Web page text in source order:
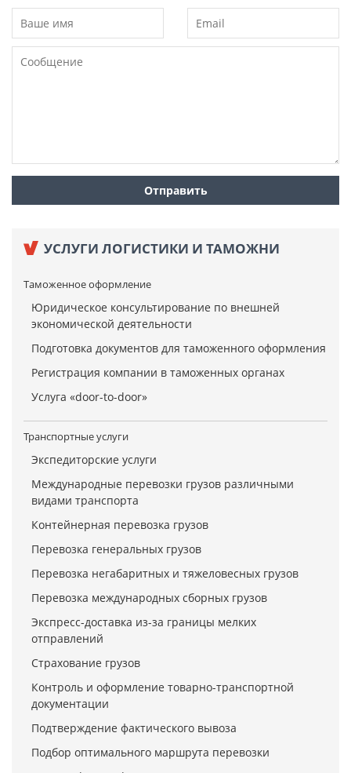
УСЛУГИ ЛОГИСТИКИ И ТАМОЖНИ
Таможенное оформление
Юридическое консультирование по внешней
экономической деятельности
Подготовка документов для таможенного оформления
Регистрация компании в таможенных органах
Услуга «door-to-door»
Транспортные услуги
Экспедиторские услуги
Международные перевозки грузов различными
видами транспорта
Контейнерная перевозка грузов
Перевозка генеральных грузов
Перевозка негабаритных и тяжеловесных грузов
Перевозка международных сборных грузов
Экспресс-доставка из-за границы мелких
отправлений
Страхование грузов
Контроль и оформление товарно-транспортной
документации
Подтверждение фактического вывоза
Подбор оптимального маршрута перевозки